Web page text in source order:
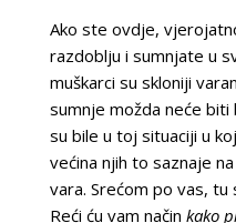
Ako ste ovdje,
razdoblju i sumnjate u
muškarci su skloniji
sumnje možda neće
su bile u toj situaciji u
većina njih to saznaje
vara. Srećom po vas,
Reći ću vam način kako